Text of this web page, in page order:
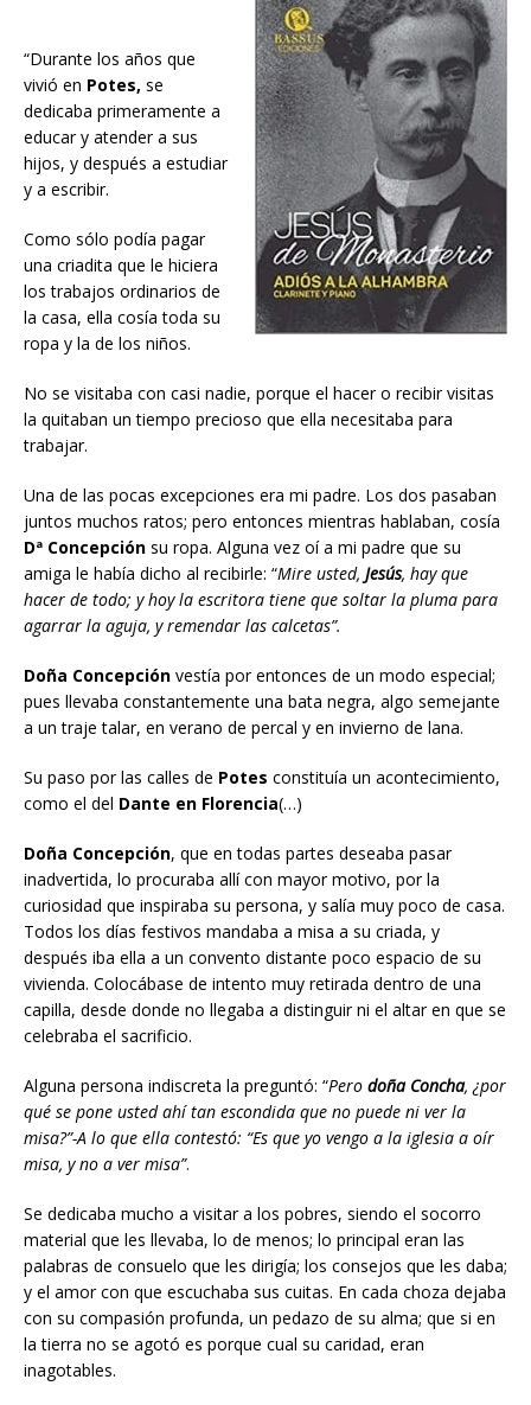
“Durante los años que
vivió en Potes, se
dedicaba primeramente a
educar y atender a sus
hijos, y después a estudiar
y a escribir.
Como sólo podía pagar
una criadita que le hiciera
los trabajos ordinarios de
la casa, ella cosía toda su
ropa y la de los niños.
No se visitaba con casi nadie, porque el hacer o recibir visitas
la quitaban un tiempo precioso que ella necesitaba para
trabajar.
Una de las pocas excepciones era mi padre. Los dos pasaban
juntos muchos ratos; pero entonces mientras hablaban, cosía
Dª Concepción su ropa. Alguna vez oí a mi padre que su
amiga le había dicho al recibirle: “Mire usted, Jesús, hay que
hacer de todo; y hoy la escritora tiene que soltar la pluma para
agarrar la aguja, y remendar las calcetas”.
Doña Concepción vestía por entonces de un modo especial;
pues llevaba constantemente una bata negra, algo semejante
a un traje talar, en verano de percal y en invierno de lana.
Su paso por las calles de Potes constituía un acontecimiento,
como el del Dante en Florencia(…)
Doña Concepción, que en todas partes deseaba pasar
inadvertida, lo procuraba allí con mayor motivo, por la
curiosidad que inspiraba su persona, y salía muy poco de casa.
Todos los días festivos mandaba a misa a su criada, y
después iba ella a un convento distante poco espacio de su
vivienda. Colocábase de intento muy retirada dentro de una
capilla, desde donde no llegaba a distinguir ni el altar en que se
celebraba el sacrificio.
Alguna persona indiscreta la preguntó: “Pero doña Concha, ¿por
qué se pone usted ahí tan escondida que no puede ni ver la
misa?”-A lo que ella contestó: “Es que yo vengo a la iglesia a oír
misa, y no a ver misa”.
Se dedicaba mucho a visitar a los pobres, siendo el socorro
material que les llevaba, lo de menos; lo principal eran las
palabras de consuelo que les dirigía; los consejos que les daba;
y el amor con que escuchaba sus cuitas. En cada choza dejaba
con su compasión profunda, un pedazo de su alma; que si en
la tierra no se agotó es porque cual su caridad, eran
inagotables.